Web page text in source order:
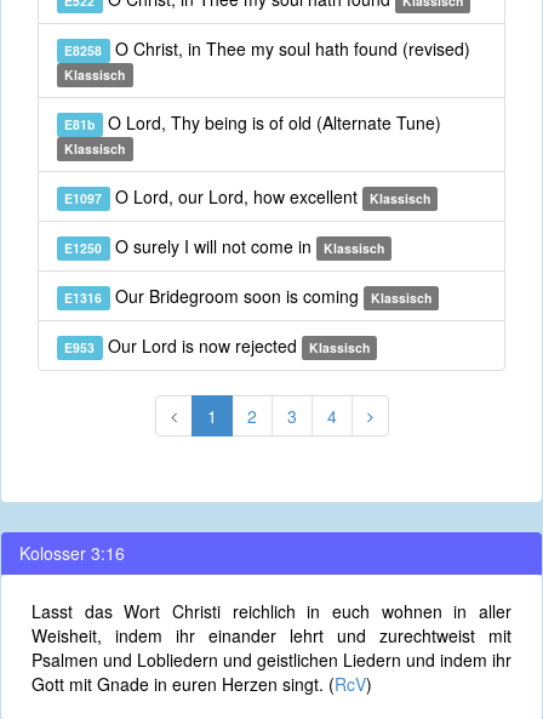
E8258 O Christ, in Thee my soul hath found (revised)
Klassisch
E81b O Lord, Thy being is of old (Alternate Tune)
Klassisch
E1097 O Lord, our Lord, how excellent Klassisch
E1250 O surely I will not come in Klassisch
E1316 Our Bridegroom soon is coming Klassisch
E953 Our Lord is now rejected Klassisch
1 2 3 4
Kolosser 3:16
Lasst das Wort Christi reichlich in euch wohnen in aller
Weisheit, indem ihr einander lehrt und zurechtweist mit
Psalmen und Lobliedern und geistlichen Liedern und indem ihr
Gott mit Gnade in euren Herzen singt. (RcV)